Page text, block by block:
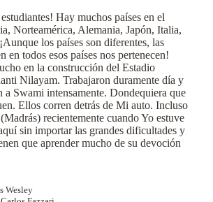
Hay muchos países en el
Norteamérica, Alemania, Japón, Italia,
los países son diferentes, las
en todos esos países nos pertenecen!
en la construcción del Estadio
Nilayam. Trabajaron duramente día y
a Swami intensamente. Dondequiera que
Ellos corren detrás de Mi auto. Incluso
recientemente cuando Yo estuve
sin importar las grandes dificultades y
que aprender mucho de su devoción
Wesley